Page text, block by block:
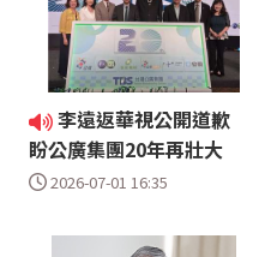
李遠返華視公開道歉
盼公廣集團20年再壯大
2026-07-01 16:35